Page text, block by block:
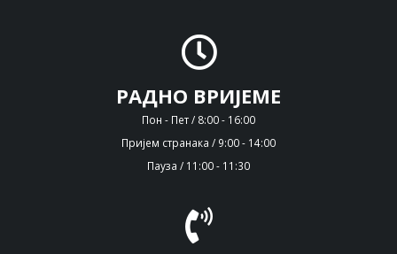
РАДНО ВРИЈЕМЕ
Пон - Пет / 8:00 - 16:00
Пријем странака / 9:00 - 14:00
Пауза / 11:00 - 11:30